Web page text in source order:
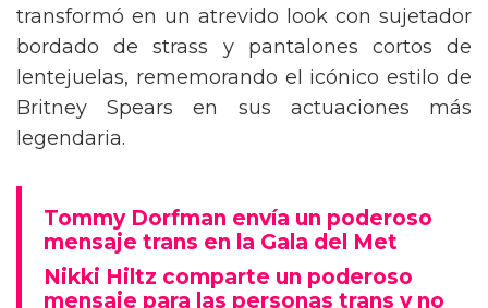
transformó en un atrevido look con sujetador
bordado de strass y pantalones cortos de
lentejuelas, rememorando el icónico estilo de
Britney Spears en sus actuaciones más
legendaria.
Tommy Dorfman envía un poderoso
mensaje trans en la Gala del Met
Nikki Hiltz comparte un poderoso
mensaje para las personas trans y no